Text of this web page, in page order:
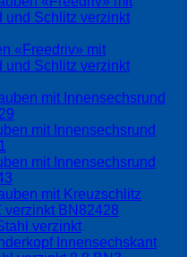
und Schlitz verzinkt
«Freedriv» mit
und Schlitz verzinkt
mit Innensechsrund
mit Innensechsrund
mit Innensechsrund
mit Kreuzschlitz
verzinkt BN82428
verzinkt
Innensechskant